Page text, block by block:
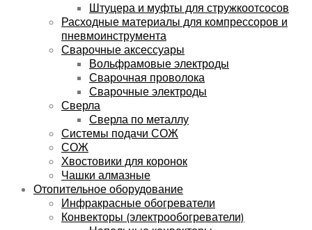
Штуцера и муфты для стружкоотсосов
Расходные материалы для компрессоров и
пневмоинструмента
Сварочные аксессуары
Вольфрамовые электроды
Сварочная проволока
Сварочные электроды
Сверла
Сверла по металлу
Системы подачи СОЖ
СОЖ
Хвостовики для коронок
Чашки алмазные
Отопительное оборудование
Инфракрасные обогреватели
Конвекторы (электрообогреватели)